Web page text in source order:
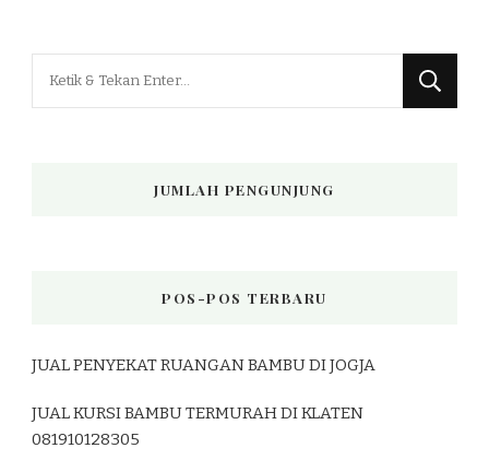
JUMLAH PENGUNJUNG
POS-POS TERBARU
JUAL PENYEKAT RUANGAN BAMBU DI JOGJA
JUAL KURSI BAMBU TERMURAH DI KLATEN
081910128305